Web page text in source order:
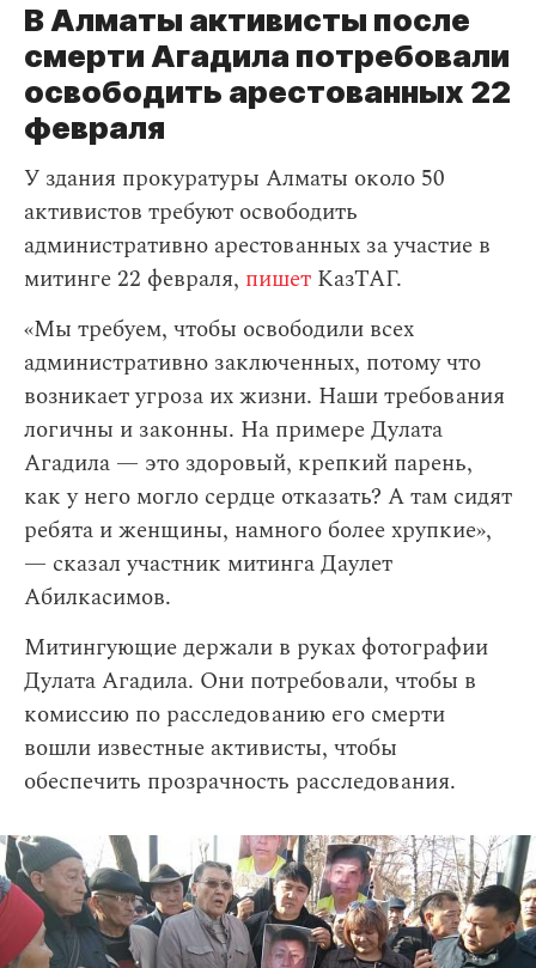
В Алматы активисты после
смерти Агадила потребовали
освободить арестованных 22
февраля
У здания прокуратуры Алматы около 50
активистов требуют освободить
административно арестованных за участие в
митинге 22 февраля, пишет КазТАГ.
«Мы требуем, чтобы освободили всех
административно заключенных, потому что
возникает угроза их жизни. Наши требования
логичны и законны. На примере Дулата
Агадила — это здоровый, крепкий парень,
как у него могло сердце отказать? А там сидят
ребята и женщины, намного более хрупкие»,
— сказал участник митинга Даулет
Абилкасимов.
Митингующие держали в руках фотографии
Дулата Агадила. Они потребовали, чтобы в
комиссию по расследованию его смерти
вошли известные активисты, чтобы
обеспечить прозрачность расследования.